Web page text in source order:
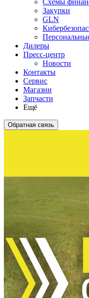
Схемы
Закупки
GLN
Дилеры
Пресс-центр
Новости
Контакты
Сервис
Магазин
Запчасти
Ещё
Обратная связь